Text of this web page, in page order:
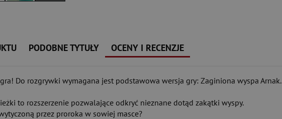
PODOBNE TYTUŁY OCENY I RECENZJE
Do rozgrywki wymagana jest podstawowa wersja gry: Zaginiona wyspa Arnak.
to rozszerzenie pozwalające odkryć nieznane dotąd zakątki wyspy.
przez proroka w sowiej masce?